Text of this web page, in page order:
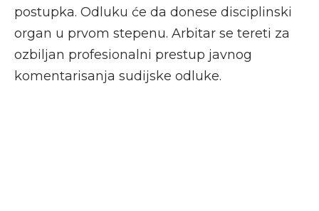
postupka. Odluku će da donese disciplinski
organ u prvom stepenu. Arbitar se tereti za
ozbiljan profesionalni prestup javnog
komentarisanja sudijske odluke.